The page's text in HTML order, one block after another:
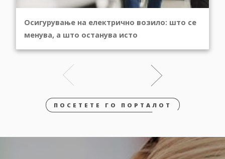
Осигурување на електрично возило: што се
менува, а што останува исто
ПОСЕТЕТЕ ГО ПОРТАЛОТ